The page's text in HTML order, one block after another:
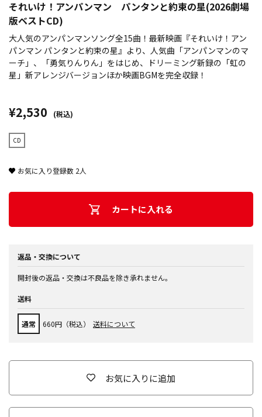
それいけ！アンパンマン パンタンと約束の星(2026劇場
版ベストCD)
大人気のアンパンマンソング全15曲！最新映画『それいけ！アン
パンマン パンタンと約束の星』より、人気曲「アンパンマンのマ
ーチ」、「勇気りんりん」をはじめ、ドリーミング新録の「虹の
星」新アレンジバージョンほか映画BGMを完全収録！
¥2,530 (税込)
CD
お気に入り登録数 2人
カートに入れる
返品・交換について
開封後の返品・交換は不良品を除き承れません。
送料
通常 660円（税込） 送料について
お気に入りに追加